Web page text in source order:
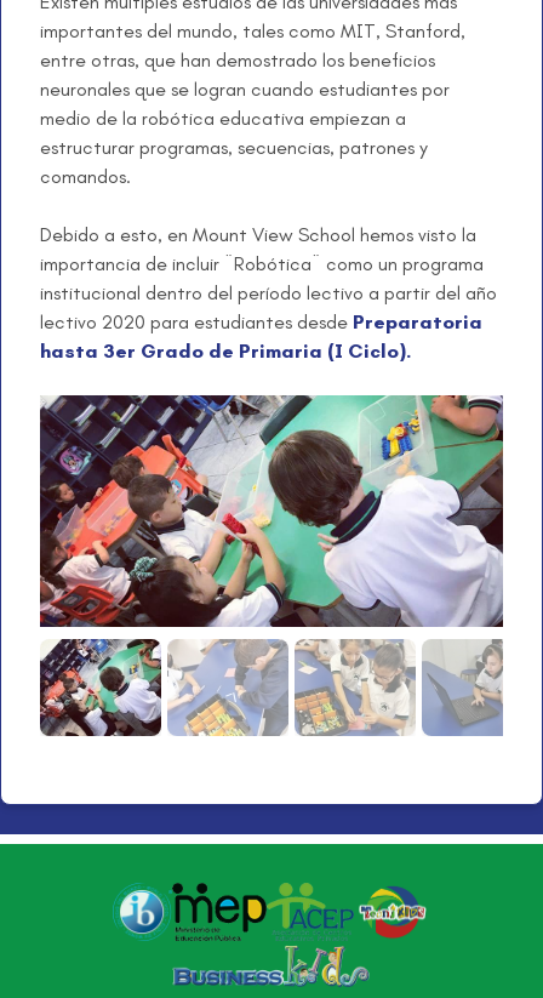
importantes del mundo, tales como MIT, Stanford,
entre otras, que han demostrado los beneficios
neuronales que se logran cuando estudiantes por
medio de la robótica educativa empiezan a
estructurar programas, secuencias, patrones y
comandos.
Debido a esto, en Mount View School hemos visto la
importancia de incluir ¨Robótica¨ como un programa
institucional dentro del período lectivo a partir del año
lectivo 2020 para estudiantes desde Preparatoria
hasta 3er Grado de Primaria (I Ciclo).